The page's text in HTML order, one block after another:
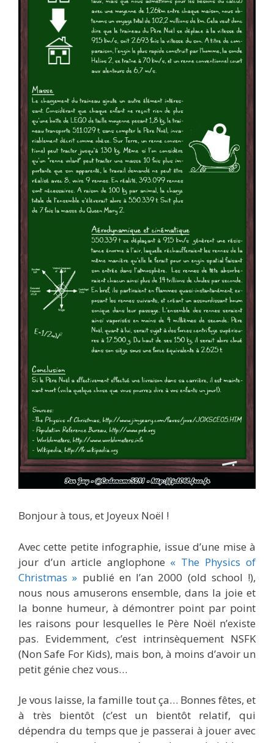
Bonjour à tous, et Joyeux Noël !
Avec cette petite infographie, issue d’une mise à
jour d’un article anglophone « The Physics of
Christmas » publié en l’an 2000 (old school !),
nous nous amuserons ensemble, dans la joie et
la bonne humeur, à démontrer point par point
les raisons pour lesquelles le Père Noël n’existe
pas. Evidemment, c’est intrinsèquement NSFK
(Non Safe For Kids), mais bon, à moins d’avoir un
petit génie chez vous…
Je vous laisse, la famille tout ça… Bonnes fêtes, et
à très bientôt (c’est un bientôt relatif, qui
dépendra du temps que je passerai à jouer avec